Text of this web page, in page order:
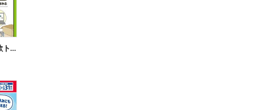
セキュリティソフトで“ネット詐欺トラブル”から守る!